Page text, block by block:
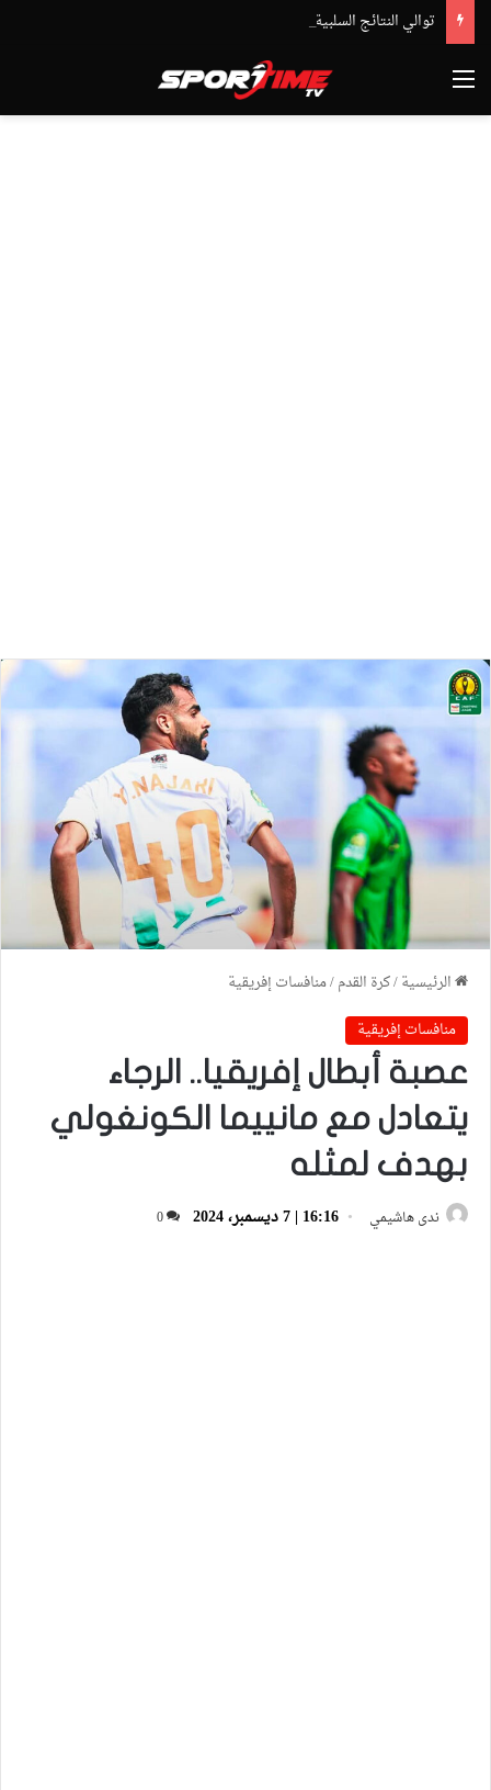
القائمة
الرئيسية/كرة القدم/منافسات إفريقية
منافسات إفريقية
عصبة أبطال إفريقيا.. الرجاء
يتعادل مع مانييما الكونغولي
بهدف لمثله
ندى هاشيمي 16:16 | 7 ديسمبر، 2024 0